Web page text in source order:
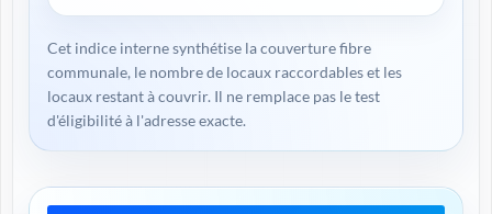
Cet indice interne synthétise la couverture fibre
communale, le nombre de locaux raccordables et les
locaux restant à couvrir. Il ne remplace pas le test
d'éligibilité à l'adresse exacte.